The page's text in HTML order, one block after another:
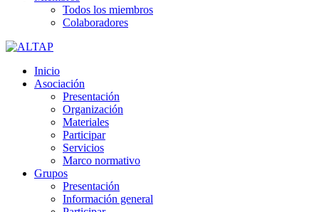
Todos los miembros
Colaboradores
Inicio
Asociación
Presentación
Organización
Materiales
Participar
Servicios
Marco normativo
Grupos
Presentación
Información general